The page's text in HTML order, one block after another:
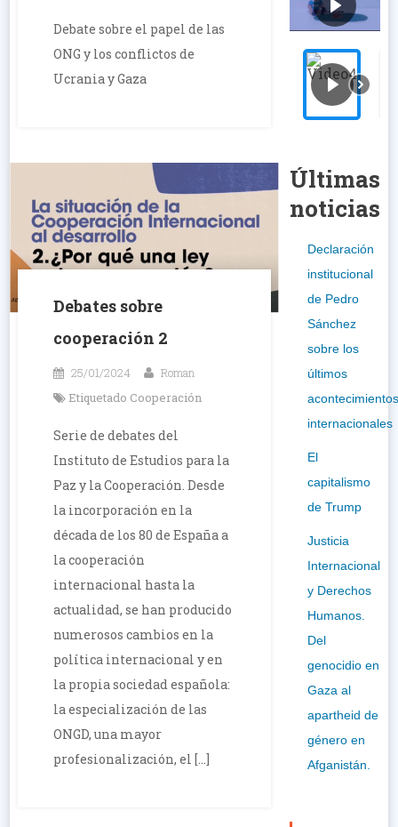
Debate sobre el papel de las
ONG y los conflictos de
Ucrania y Gaza
Debates sobre
cooperación 2
25/01/2024
Roman
Etiquetado Cooperación
Serie de debates del
Instituto de Estudios para la
Paz y la Cooperación. Desde
la incorporación en la
década de los 80 de España a
la cooperación
internacional hasta la
actualidad, se han producido
numerosos cambios en la
política internacional y en
la propia sociedad española:
la especialización de las
ONGD, una mayor
profesionalización, el […]
Últimas
noticias
Declaración
institucional
de Pedro
Sánchez
sobre los
últimos
internacionales
El
capitalismo
de Trump
Justicia
Internacional
y Derechos
Humanos.
Del
genocidio en
Gaza al
apartheid de
género en
Afganistán.